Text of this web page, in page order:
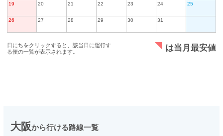
19 20 21 22 23 24 25
26 27 28 29 30 31
日にちをクリックすると、該当日に運行す
る便の一覧が表示されます。
は当月最安値
大阪から行ける路線一覧